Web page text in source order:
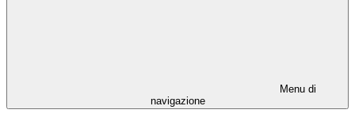
Menu di
navigazione